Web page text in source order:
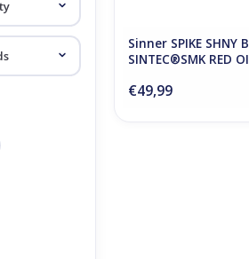
Sinner SPIKE SHNY
SINTEC®SMK RED
€49,99